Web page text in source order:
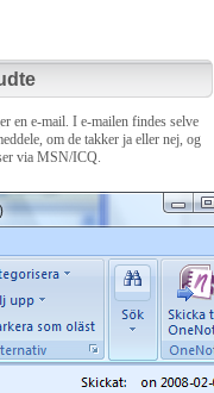
en e-mail. I e-mailen findes selve
om de takker ja eller nej, og
via MSN/ICQ.